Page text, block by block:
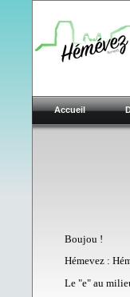
Accueil
Boujou !
Hémevez :
Le "e" au